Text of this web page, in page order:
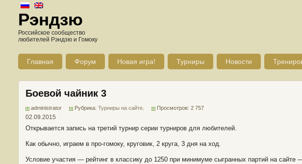
Рэндзю
Российское сообщество
любителей Рэндзю и Гомоку
Главная Форум Новая игра! Турниры Новости
Боевой чайник 3
administrator Рубрика: Турниры на сайте Просмотров: 2 757
02.09.2015
Открывается запись на третий турнир серии турниров для любителей.
Как обычно, играем в про-гомоку, круговик, 2 круга, 3 дня на ход.
Условие участия — рейтинг в классику до 1250 при минимуме сыгранных партий на